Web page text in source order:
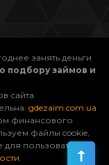
занять деньги
подбору займов и
сайта
gdezaim.com.ua
финансового
файлы cookie,
для пользователей.
.